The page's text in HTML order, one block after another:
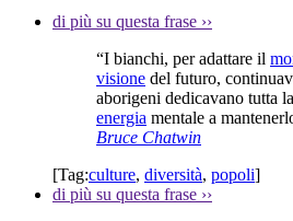
di più su questa frase ››
“I bianchi, per adattare il
visione del futuro,
aborigeni dedicavano tutta
energia mentale a
Bruce Chatwin
[Tag:culture, diversità, popoli]
di più su questa frase ››